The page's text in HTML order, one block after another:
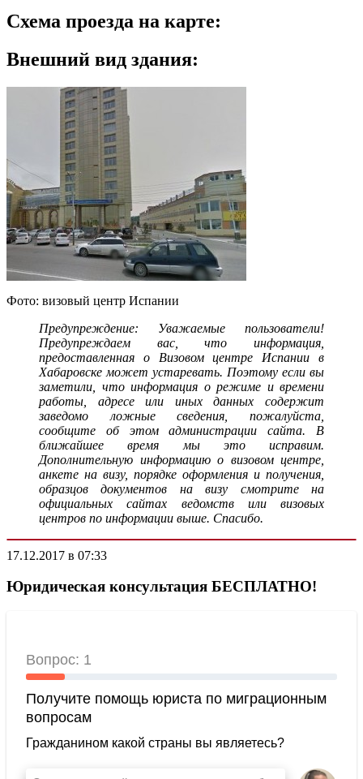
Схема проезда на карте:
Внешний вид здания:
Фото: визовый центр Испании
Предупреждение: Уважаемые пользователи!
Предупреждаем вас, что информация,
предоставленная о Визовом центре Испании в
Хабаровске может устаревать. Поэтому если вы
заметили, что информация о режиме и времени
работы, адресе или иных данных содержит
заведомо ложные сведения, пожалуйста,
сообщите об этом администрации сайта. В
ближайшее время мы это исправим.
Дополнительную информацию о визовом центре,
анкете на визу, порядке оформления и получения,
образцов документов на визу смотрите на
официальных сайтах ведомств или визовых
центров по информации выше. Спасибо.
17.12.2017 в 07:33
Юридическая консультация БЕСПЛАТНО!